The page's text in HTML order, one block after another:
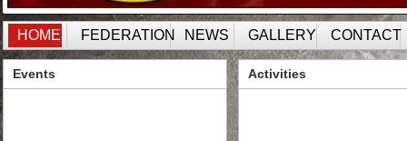
HOME FEDERATION NEWS GALLERY CONTACT
Events Activities